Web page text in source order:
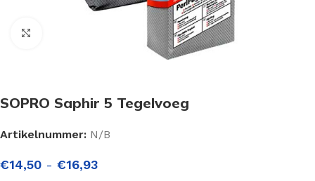
SOPRO Saphir 5 Tegelvoeg
Artikelnummer: N/B
€14,50 - €16,93